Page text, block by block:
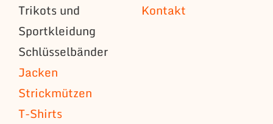
Trikots und
Sportkleidung
Schlüsselbänder
Jacken
Strickmützen
T-Shirts
Kontakt